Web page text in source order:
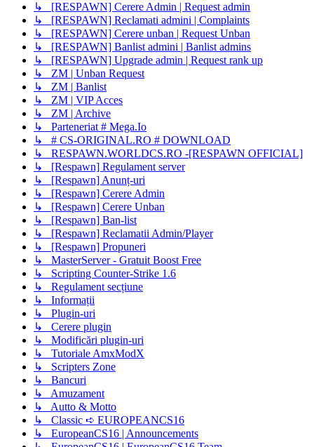
↳ [RESPAWN] Cerere Admin | Request admin
↳ [RESPAWN] Reclamati admini | Complaints
↳ [RESPAWN] Cerere unban | Request Unban
↳ [RESPAWN] Banlist admini | Banlist admins
↳ [RESPAWN] Upgrade admin | Request rank up
↳ ZM | Unban Request
↳ ZM | Banlist
↳ ZM | VIP Acces
↳ ZM | Archive
↳ Parteneriat # Mega.Io
↳ # CS-ORIGINAL.RO # DOWNLOAD
↳ RESPAWN.WORLDCS.RO -[RESPAWN OFFICIAL]
↳ [Respawn] Regulament server
↳ [Respawn] Anunț-uri
↳ [Respawn] Cerere Admin
↳ [Respawn] Cerere Unban
↳ [Respawn] Ban-list
↳ [Respawn] Reclamatii Admin/Player
↳ [Respawn] Propuneri
↳ MasterServer - Gratuit Boost Free
↳ Scripting Counter-Strike 1.6
↳ Regulament secțiune
↳ Informații
↳ Plugin-uri
↳ Cerere plugin
↳ Modificări plugin-uri
↳ Tutoriale AmxModX
↳ Scripters Zone
↳ Bancuri
↳ Amuzament
↳ Autto & Motto
↳ Classic ➪ EUROPEANCS16
↳ EuropeanCS16 | Announcements